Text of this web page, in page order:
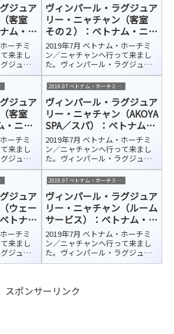
ジュア
客室
ム・ニ
紹介
ーチミ
来まし
ジュア
宿泊ホ
から車
ーで10
ヴィンパール・ラグジュア
リー・ニャチャン（客室
その２）：ベトナム・ニャ
チャン 宿泊ホテル紹介
2019年7月 ベトナム・ホーチミ
ン／ニャチャンへ行って来まし
た。ヴィンパール・ラグジュア
リー・ニャチャン（Vinpearl
Luxury NhaTrang）今回の宿泊ホ
テルはカムラン国際空港から車
で約45分、さらにフェリーで10
分ほどのホ...
ャン
ジュア
客室
・ニャ
介
ーチミ
来まし
ジュア
宿泊ホ
から車
ーで10
2019.07 ベトナム・ホーチミン/ニャチャン
ヴィンパール・ラグジュア
リー・ニャチャン（AKOYA
SPA／スパ）：ベトナム・
ニャチャン 宿泊ホテル紹
介
2019年7月 ベトナム・ホーチミ
ン／ニャチャンへ行って来まし
た。ヴィンパール・ラグジュア
リー・ニャチャン（Vinpearl
Luxury NhaTrang）今回の宿泊ホ
テルはカムラン国際空港から車
で約45分、さらにフェリーで10
分ほどのホ...
ャン
ジュア
ウェー
トナ
ホテ
ーチミ
来まし
ジュア
リーで10
2019.07 ベトナム・ホーチミン/ニャチャン
ヴィンパール・ラグジュア
リー・ニャチャン（ルーム
サービス）：ベトナム・ニ
ャチャン 宿泊ホテル紹介
2019年7月 ベトナム・ホーチミ
ン／ニャチャンへ行って来まし
た。ヴィンパール・ラグジュア
リー・ニャチャン（Vinpearl
で約45分、さらにフェリーで10
分ほどのホ...
スポンサーリンク